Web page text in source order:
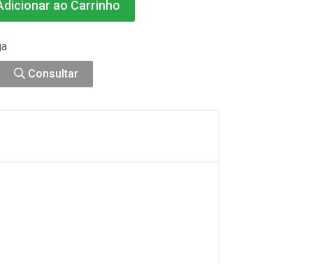
ao Carrinho
Consultar